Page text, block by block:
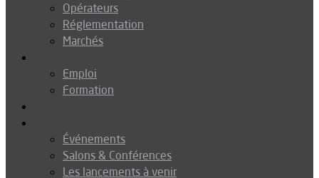
Opérateurs
Réglementation
Marchés
Emploi
Formation
Événements
Salons & Conférences
Les lancements à venir